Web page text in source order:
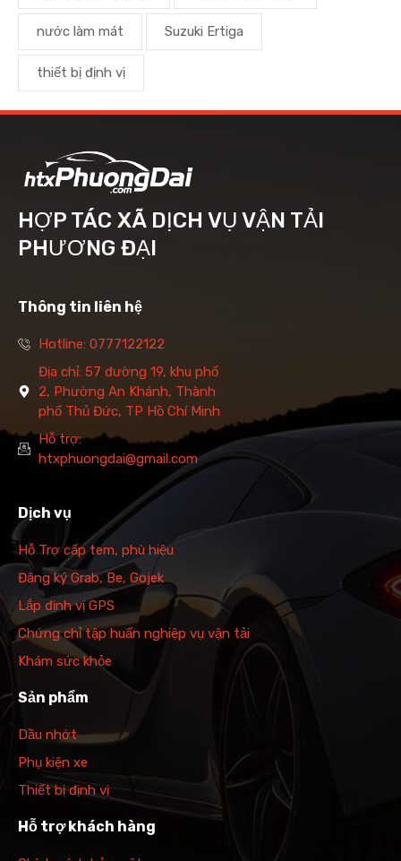
nước làm mát Suzuki Ertiga
thiết bị định vị
HỢP TÁC XÃ DỊCH VỤ VẬN TẢI
PHƯƠNG ĐẠI
Thông tin liên hệ
Hotline: 0777122122
Địa chỉ: 57 đường 19, khu phố
2, Phường An Khánh, Thành
phố Thủ Đức, TP Hồ Chí Minh
Hỗ trợ:
htxphuongdai@gmail.com
Dịch vụ
Hỗ Trợ cấp tem, phù hiệu
Đăng ký Grab, Be, Gojek
Lắp định vị GPS
Chứng chỉ tập huấn nghiệp vụ vận tải
Khám sức khỏe
Sản phẩm
Dầu nhớt
Phụ kiện xe
Thiết bị định vị
Hỗ trợ khách hàng